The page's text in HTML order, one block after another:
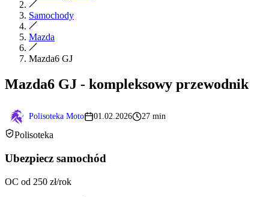
Samochody
Mazda
Mazda6 GJ
Mazda6 GJ - kompleksowy przewodnik
Polisoteka Moto 01.02.2026 27 min
Polisoteka
Ubezpiecz samochód
OC od 250 zł/rok